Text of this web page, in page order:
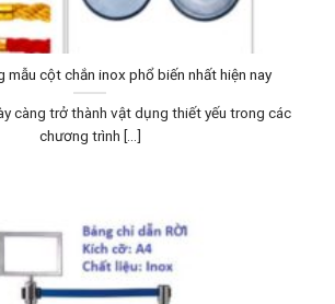
mẫu cột chắn inox phổ biến nhất hiện nay
càng trở thành vật dụng thiết yếu trong các
chương trình [...]